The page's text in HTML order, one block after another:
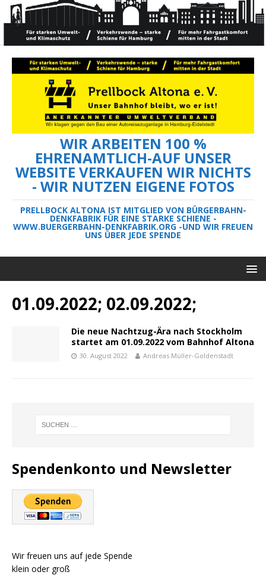
WIR ARBEITEN 100 %
EHRENAMTLICH-AUF UNSER
WEBSITE VERKAUFEN WIR NICHTS
- WIR NUTZEN EIGENE FOTOS
PRELLBOCK ALTONA IST MITGLIED VON BÜRGERBAHN-
DENKFABRIK FÜR EINE STARKE SCHIENE -
WWW.BUERGERBAHN-DENKFABRIK.ORG -UND WIR FREUEN
UNS ÜBER JEDE SPENDE
01.09.2022; 02.09.2022;
Die neue Nachtzug-Ära nach Stockholm
startet am 01.09.2022 vom Bahnhof Altona
30. August 2022 Andreas Müller-Goldenstadt
Spendenkonto und Newsletter
Wir freuen uns auf jede Spende
klein oder groß